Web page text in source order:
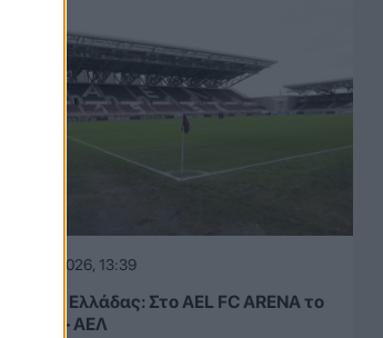
08.08.2026, 13:39
Κύπελλο Ελλάδας: Στο AEL FC ARENA το
Τρίκαλα – ΑΕΛ